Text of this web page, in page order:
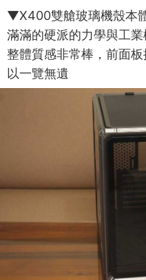
▼X400雙艙玻璃機殼本
滿滿的硬派的力學與工
整體質感非常棒，前面
以一覽無遺